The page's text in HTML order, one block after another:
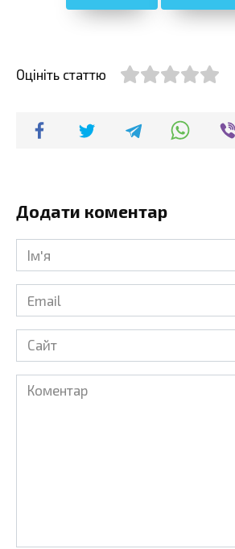
Оцініть статтю
Додати коментар
Ім'я
Email
Сайт
Коментар